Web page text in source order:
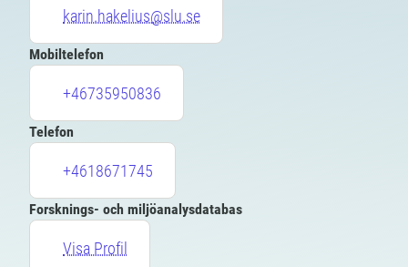
karin.hakelius@slu.se
Mobiltelefon
+46735950836
Telefon
+4618671745
Forsknings- och miljöanalysdatabas
Visa Profil